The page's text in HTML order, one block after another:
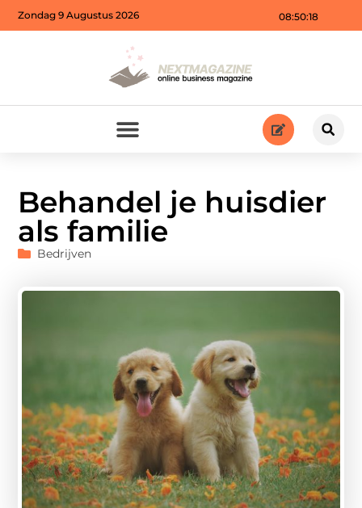
08:50:20
Zondag 9 Augustus 2026
Behandel je huisdier
als familie
Bedrijven